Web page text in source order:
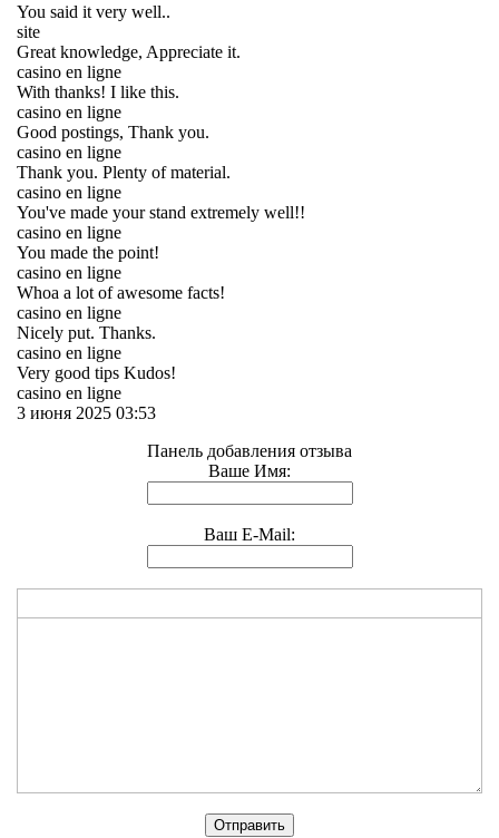
You said it very well..
site
Great knowledge, Appreciate it.
casino en ligne
With thanks! I like this.
casino en ligne
Good postings, Thank you.
casino en ligne
Thank you. Plenty of material.
casino en ligne
You've made your stand extremely well!!
casino en ligne
You made the point!
casino en ligne
Whoa a lot of awesome facts!
casino en ligne
Nicely put. Thanks.
casino en ligne
Very good tips Kudos!
casino en ligne
3 июня 2025 03:53
Панель добавления отзыва
Ваше Имя:
Ваш E-Mail: